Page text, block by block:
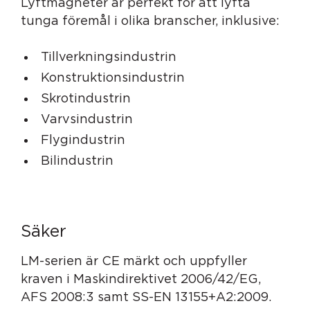
Lyftmagneter är perfekt för att lyfta
tunga föremål i olika branscher, inklusive:
Tillverkningsindustrin
Konstruktionsindustrin
Skrotindustrin
Varvsindustrin
Flygindustrin
Bilindustrin
Säker
LM-serien är CE märkt och uppfyller
kraven i Maskindirektivet 2006/42/EG,
AFS 2008:3 samt SS-EN 13155+A2:2009.